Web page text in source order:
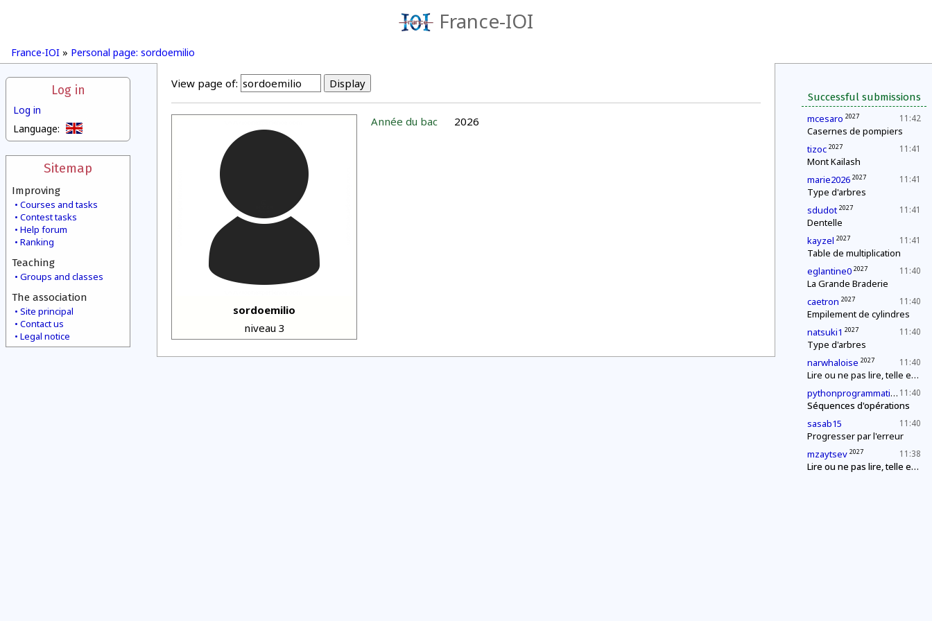
France-IOI
France-IOI » Personal page: sordoemilio
Log in
Log in
Language:
Sitemap
Improving
Courses and tasks
Contest tasks
Help forum
Ranking
Teaching
Groups and classes
The association
Site principal
Contact us
Legal notice
Successful submissions
11:42
mcesaro 2027
Casernes de pompiers
11:41
tizoc 2027
Mont Kailash
11:41
marie2026 2027
Type d'arbres
11:41
sdudot 2027
Dentelle
11:41
kayzel 2027
Table de multiplication
11:40
eglantine0 2027
La Grande Braderie
11:40
caetron 2027
Empilement de cylindres
11:40
natsuki1 2027
Type d'arbres
11:40
narwhaloise 2027
Lire ou ne pas lire, telle est la question
11:40
pythonprogrammation 2029
Séquences d'opérations
11:40
sasab15
Progresser par l'erreur
11:38
mzaytsev 2027
Lire ou ne pas lire, telle est (à nouveau) la question
View page of:
sordoemilio
niveau 3
Année du bac 2026